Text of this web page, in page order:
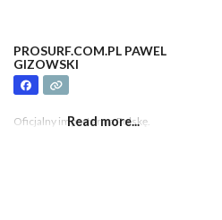
PROSURF.COM.PL PAWEL
GIZOWSKI
Oficjalny importer na Polskę.
Read more...